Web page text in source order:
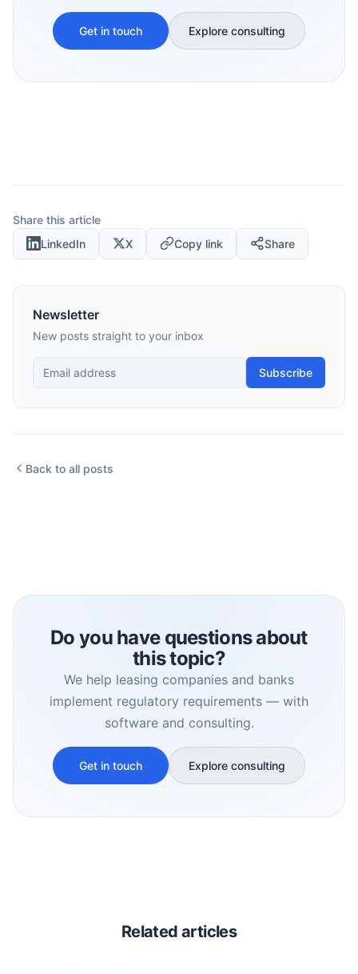
Get in touch Explore consulting
Share this article
LinkedIn
X Copy link Share
Newsletter
New posts straight to your inbox
Subscribe
Back to all posts
Do you have questions about
this topic?
We help leasing companies and banks
implement regulatory requirements — with
software and consulting.
Get in touch Explore consulting
Related articles